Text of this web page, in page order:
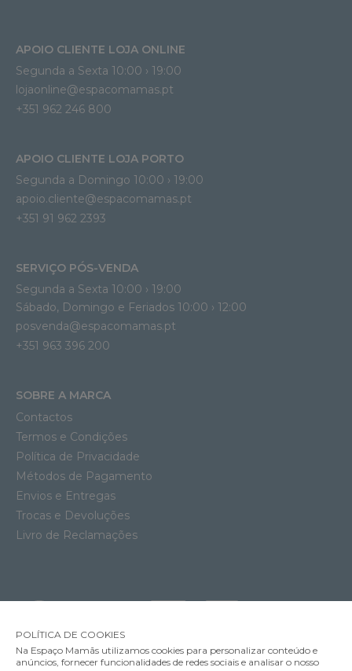
APOIO CLIENTE LOJA ONLINE
Segunda a Sexta 10:00 › 19:00
lojaonline@espacomamas.pt
+351 962 246 800
APOIO CLIENTE LOJA PORTO
Segunda a Domingo 10:00 › 19:00
apoio.cliente@espacomamas.pt
+351 91 962 2393
SERVIÇO PÓS-VENDA
Segunda a Sexta 10:00 › 19:00
Sábado, Domingo e Feriados 10:00 › 12:00
posvenda@espacomamas.pt
+351 963 396 200
SOBRE A MARCA
Contactos
Termos e Condições
Política de Privacidade
Métodos de Pagamento
Envios e Entregas
Trocas e Devoluções
Livro de Reclamações
POLÍTICA DE COOKIES
Na Espaço Mamãs utilizamos cookies para personalizar conteúdo e
anúncios, fornecer funcionalidades de redes sociais e analisar o nosso